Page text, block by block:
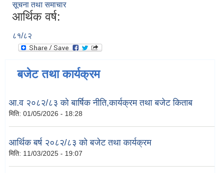
सूचना तथा समाचार
आर्थिक वर्ष:
८१/८२
बजेट तथा कार्यक्रम
आ.व २०८२/८३ को बार्षिक नीति,कार्यक्रम तथा बजेट किताब
मिति: 01/05/2026 - 18:28
आर्थिक बर्ष २०८२/८३ को बजेट तथा कार्यक्रम
मिति: 11/03/2025 - 19:07